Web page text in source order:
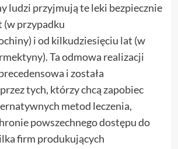
ludzi przyjmują te leki bezpiecznie
(w przypadku
i od kilkudziesięciu lat (w
Ta odmowa realizacji
i została
tych, którzy chcą zapobiec
metod leczenia,
powszechnego dostępu do
firm produkujących